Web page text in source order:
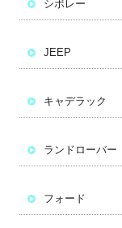
シボレー
JEEP
キャデラック
ランドローバー
フォード